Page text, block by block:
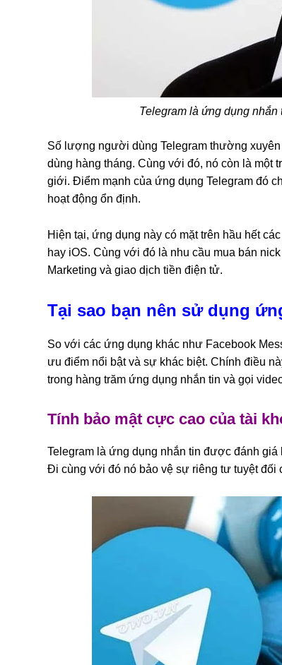
Telegram là ứng dụng
Số lượng người dùng Telegram thường
dùng hàng tháng. Cùng với đó, nó còn là một
giới. Điểm mạnh của ứng dụng Telegram đó
hoạt động ổn định.
Hiện tại, ứng dụng này có mặt trên hầu hết
hay iOS. Cùng với đó là nhu cầu mua bán
Marketing và giao dịch tiền điện tử.
Tại sao bạn nên sử dụng
So với các ứng dụng khác như Facebook
ưu điểm nổi bật và sự khác biệt. Chính điều
trong hàng trăm ứng dụng nhắn tin và gọi
Tính bảo mật cực cao của tài
Telegram là ứng dụng nhắn tin được đánh
Đi cùng với đó nó bảo vệ sự riêng tư tuyệt đối